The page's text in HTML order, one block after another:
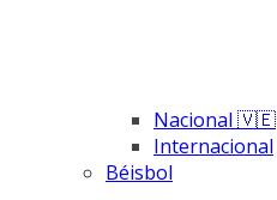
Nacional 🇻🇪
Internacional
Béisbol